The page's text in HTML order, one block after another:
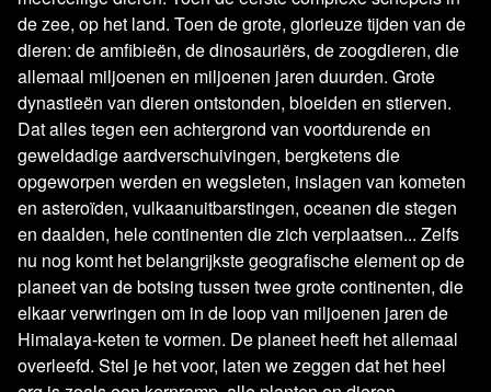
Lees 20 reacties
de zee, op het land. Toen de grote, glorieuze tijden van de
dieren: de amfibieën, de dinosauriërs, de zoogdieren, die
allemaal miljoenen en miljoenen jaren duurden. Grote
dynastieën van dieren ontstonden, bloeiden en stierven.
Dat alles tegen een achtergrond van voortdurende en
geweldadige aardverschuivingen, bergketens die
opgeworpen werden en wegsleten, inslagen van kometen
en asteroïden, vulkaanuitbarstingen, oceanen die stegen
en daalden, hele continenten die zich verplaatsen... Zelfs
nu nog komt het belangrijkste geografische element op de
planeet van de botsing tussen twee grote continenten, die
elkaar verwringen om in de loop van miljoenen jaren de
Himalaya-keten te vormen. De planeet heeft het allemaal
overleefd. Stel je het voor, laten we zeggen dat het heel